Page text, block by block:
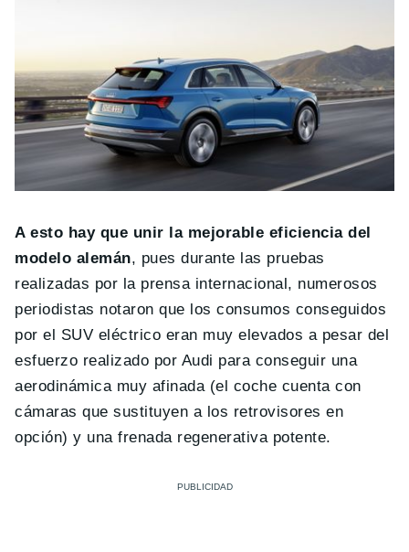
A esto hay que unir la mejorable eficiencia del
modelo alemán, pues durante las pruebas
realizadas por la prensa internacional, numerosos
periodistas notaron que los consumos conseguidos
por el SUV eléctrico eran muy elevados a pesar del
esfuerzo realizado por Audi para conseguir una
aerodinámica muy afinada (el coche cuenta con
cámaras que sustituyen a los retrovisores en
opción) y una frenada regenerativa potente.